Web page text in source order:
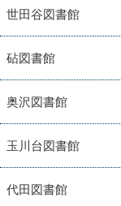
世田谷図書館
砧図書館
奥沢図書館
玉川台図書館
代田図書館